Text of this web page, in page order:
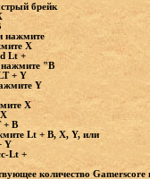
брейк
нажмите
X
Lt +
нажмите "B
+ Y
Y
X
+ B
Lt + B, X, Y, или
Y
Lt +
количество Gamerscore